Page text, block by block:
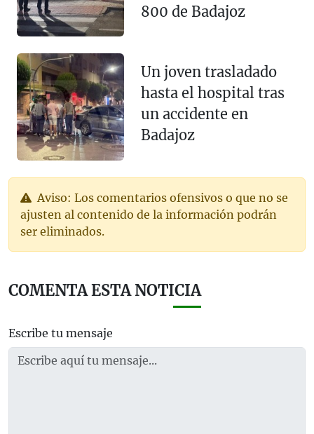
800 de Badajoz
Un joven trasladado
hasta el hospital tras
un accidente en
Badajoz
Aviso: Los comentarios ofensivos o que no se
ajusten al contenido de la información podrán
ser eliminados.
COMENTA ESTA NOTICIA
Escribe tu mensaje